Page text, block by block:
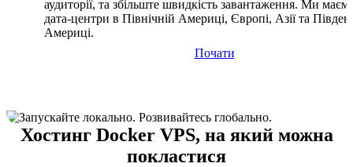
аудиторії, та збільште швидкість завантаження. Ми
дата-центри в Північній Америці, Європі, Азії та
Америці.
Почати
Хостинг Docker VPS, на який можна
покластися